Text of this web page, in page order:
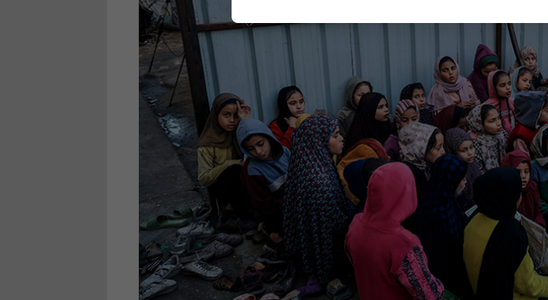
Voit valita, hyväksytkö näiden evästeiden käytön.